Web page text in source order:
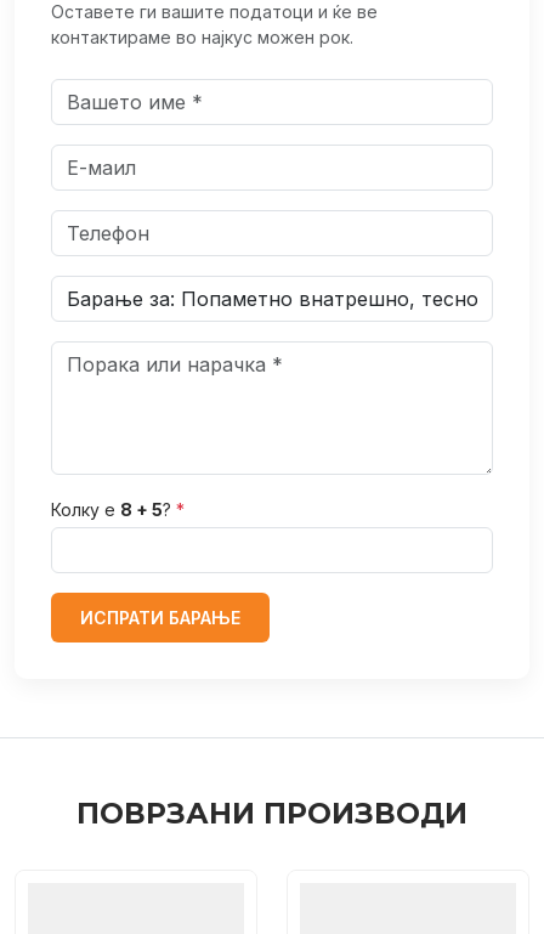
Оставете ги вашите податоци и ќе ве
контактираме во најкус можен рок.
Колку е 8 + 5? *
ИСПРАТИ БАРАЊЕ
ПОВРЗАНИ ПРОИЗВОДИ